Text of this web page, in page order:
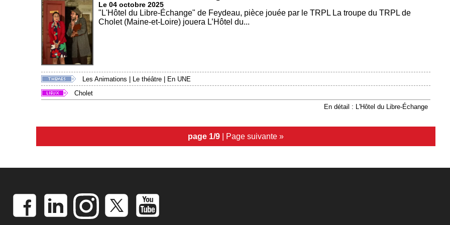
Le 04 octobre 2025
"L'Hôtel du Libre-Échange" de Feydeau, pièce jouée par le TRPL La troupe du TRPL de
Cholet (Maine-et-Loire) jouera L’Hôtel du...
Les Animations Le théâtre
En UNE
Cholet
En détail : L'Hôtel du Libre-Échange
page 1/9 | Page suivante »